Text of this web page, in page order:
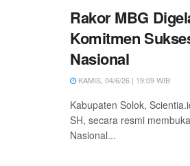
Rakor MBG
Komitmen
Nasional
KAMIS, 04/6/26 | 19:09 WIB
Kabupaten Solok,
SH, secara resmi
Nasional...